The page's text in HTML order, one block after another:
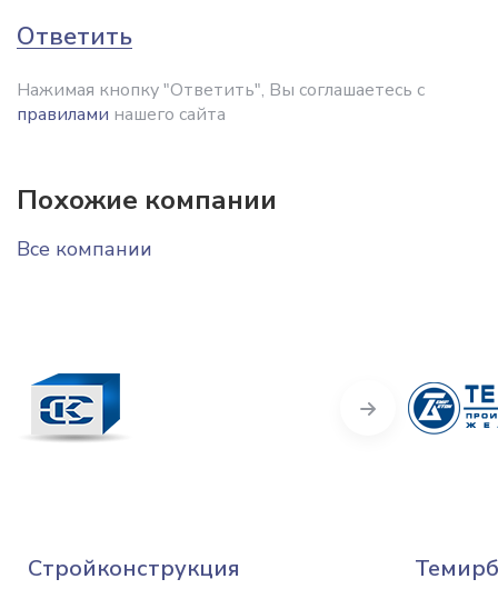
Ответить
Нажимая кнопку "Ответить", Вы соглашаетесь с
правилами нашего сайта
Похожие компании
Все компании
Стройконструкция
Next